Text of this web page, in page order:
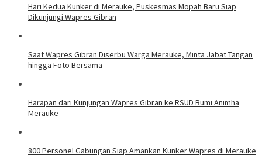
Hari Kedua Kunker di Merauke, Puskesmas Mopah Baru Siap
Dikunjungi Wapres Gibran
Saat Wapres Gibran Diserbu Warga Merauke, Minta Jabat Tangan
hingga Foto Bersama
Harapan dari Kunjungan Wapres Gibran ke RSUD Bumi Animha
Merauke
800 Personel Gabungan Siap Amankan Kunker Wapres di Merauke